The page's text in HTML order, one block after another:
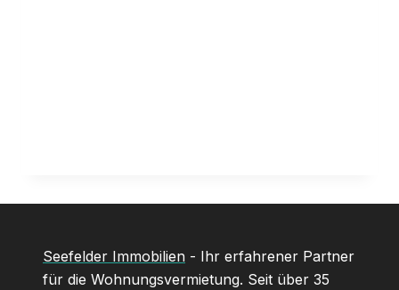
Seefelder Immobilien - Ihr erfahrener Partner
für die Wohnungsvermietung. Seit über 35